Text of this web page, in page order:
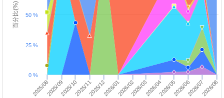
百分比(%)
2025/082025/092025/102025/112025/122026/012026/022026/032026/042026/052026/062026/072026/08
0 %
25 %
50 %